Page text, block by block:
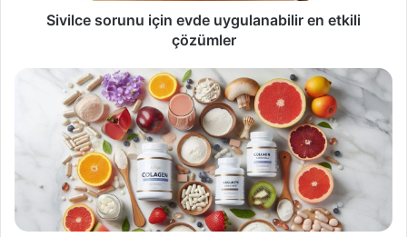
Sivilce sorunu için evde uygulanabilir en etkili
çözümler